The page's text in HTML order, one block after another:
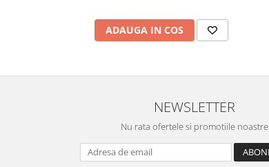
ADAUGA IN COS
NEWSLETTER
Nu rata ofertele si promotiile noastre